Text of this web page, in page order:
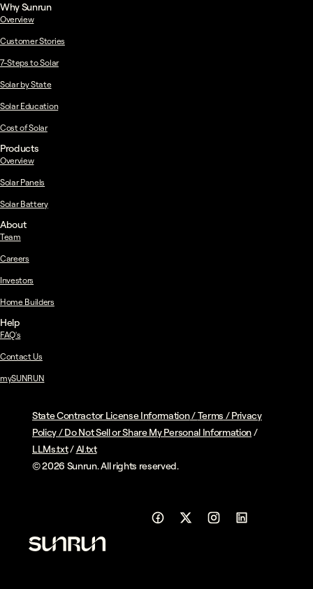
Why Sunrun
Overview
Customer Stories
7-Steps to Solar
Solar by State
Solar Education
Cost of Solar
Products
Overview
Solar Panels
Solar Battery
About
Team
Careers
Investors
Home Builders
Help
FAQ's
Contact Us
mySUNRUN
State Contractor License Information/Terms /Privacy
Policy/Do Not Sell or Share My Personal Information/
LLMs.txt/AI.txt
© 2026 Sunrun. All rights reserved.